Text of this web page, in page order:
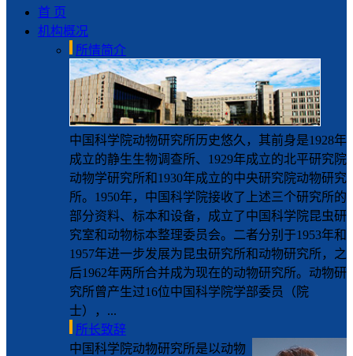
首 页
机构概况
所情简介
中国科学院动物研究所历史悠久，其前身是1928年
成立的静生生物调查所、1929年成立的北平研究院
动物学研究所和1930年成立的中央研究院动物研究
所。1950年，中国科学院接收了上述三个研究所的
部分资料、标本和设备，成立了中国科学院昆虫研
究室和动物标本整理委员会。二者分别于1953年和
1957年进一步发展为昆虫研究所和动物研究所，之
后1962年两所合并成为现在的动物研究所。动物研
究所曾产生过16位中国科学院学部委员（院
士），...
所长致辞
中国科学院动物研究所是以动物